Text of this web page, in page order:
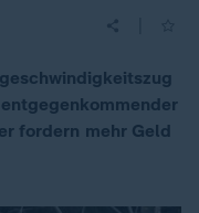
fordern mehr Geld